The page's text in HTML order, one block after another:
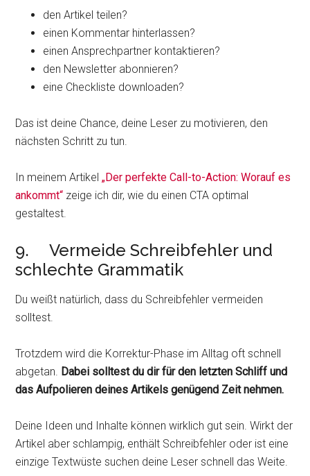
den Artikel teilen?
einen Kommentar hinterlassen?
einen Ansprechpartner kontaktieren?
den Newsletter abonnieren?
eine Checkliste downloaden?
Das ist deine Chance, deine Leser zu motivieren, den
nächsten Schritt zu tun.
In meinem Artikel„Der perfekte Call-to-Action: Worauf es
ankommt“ zeige ich dir, wie du einen CTA optimal
gestaltest.
9. Vermeide Schreibfehler und
schlechte Grammatik
Du weißt natürlich, dass du Schreibfehler vermeiden
solltest.
Trotzdem wird die Korrektur-Phase im Alltag oft schnell
abgetan. Dabei solltest du dir für den letzten Schliff und
das Aufpolieren deines Artikels genügend Zeit nehmen.
Deine Ideen und Inhalte können wirklich gut sein. Wirkt der
Artikel aber schlampig, enthält Schreibfehler oder ist eine
einzige Textwüste suchen deine Leser schnell das Weite.